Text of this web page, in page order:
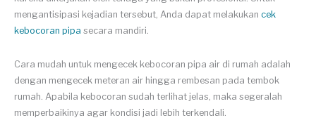
mengantisipasi kejadian tersebut, Anda dapat melakukan cek
kebocoran pipa secara mandiri.
Cara mudah untuk mengecek kebocoran pipa air di rumah adalah
dengan mengecek meteran air hingga rembesan pada tembok
rumah. Apabila kebocoran sudah terlihat jelas, maka segeralah
memperbaikinya agar kondisi jadi lebih terkendali.